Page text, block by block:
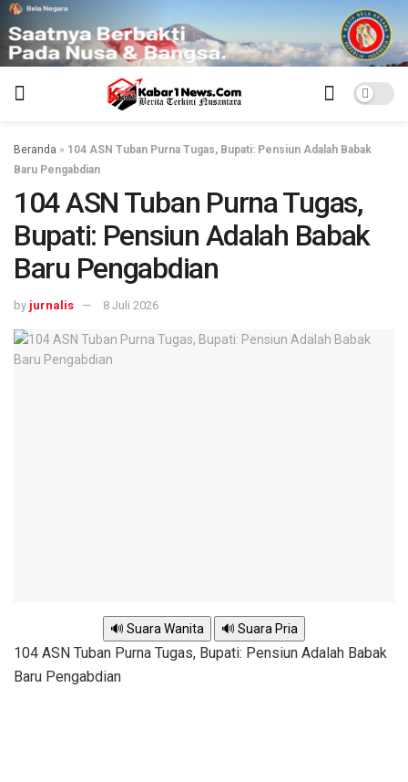
Beranda » 104 ASN Tuban Purna Tugas, Bupati: Pensiun Adalah Babak
Baru Pengabdian
104 ASN Tuban Purna Tugas,
Bupati: Pensiun Adalah Babak
Baru Pengabdian
by jurnalis 8 Juli 2026
🔊 Suara Wanita 🔊 Suara Pria
104 ASN Tuban Purna Tugas, Bupati: Pensiun Adalah Babak
Baru Pengabdian